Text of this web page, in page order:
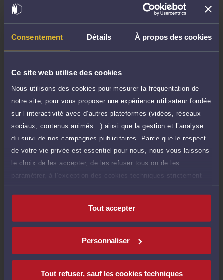
Consentement Détails À propos des cookies
Ce site web utilise des cookies
Nous utilisons des cookies pour mesurer la fréquentation de
notre site, pour vous proposer une expérience utilisateur fondée
sur l’interactivité avec d’autres plateformes (vidéos, réseaux
sociaux, contenus animés…) ainsi que la gestion et l’analyse
du suivi de nos campagnes publicitaires. Parce que le respect
de votre vie privée est essentiel pour nous, nous vous laissons
le choix de les accepter, de les refuser tous ou de les
paramétrer, à l’exception des cookies techniques strictement
nécessaires au fonctionnement du site.
Tout accepter
Personnaliser
Tout refuser, sauf les cookies techniques
80 €
Demander un rappel
de 1.000 caractères)
Poser une question
Consultation écrite
Etude de votre dossier + possibilité
d'ajout d'une pièce jointe
500 €
TTC
Consulter par écrit
Compétences
Droit du travail